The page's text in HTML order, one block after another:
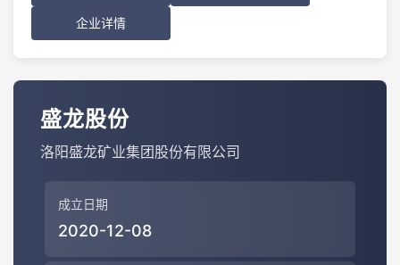
企业详情
盛龙股份
洛阳盛龙矿业集团股份有限公司
成立日期
2020-12-08